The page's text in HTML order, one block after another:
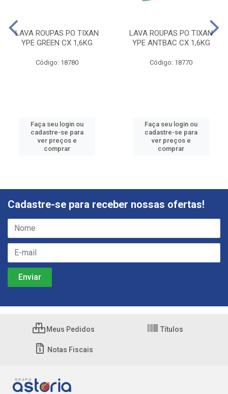
LAVA ROUPAS PO TIXAN
YPE GREEN CX 1,6KG
Código: 18780
Faça seu login ou
cadastre-se para
ver preços e
comprar
LAVA ROUPAS PO TIXAN
YPE ANTBAC CX 1,6KG
Código: 18770
Faça seu login ou
cadastre-se para
ver preços e
comprar
Cadastre-se para receber nossas ofertas!
Meus Pedidos Títulos
Notas Fiscais